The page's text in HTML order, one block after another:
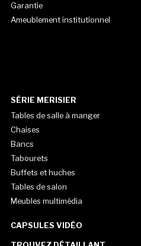
Garantie
Ameublement institutionnel
SÉRIE MERISIER
Tables de salle à manger
Chaises
Bancs
Tabourets
Buffets et huches
Tables de salon
Meubles multimédia
CAPSULES VIDÉO